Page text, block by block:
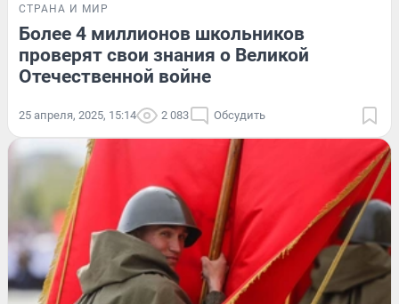
СТРАНА И МИР
Более 4 миллионов школьников
проверят свои знания о Великой
Отечественной войне
25 апреля, 2025, 15:14 2 083 Обсудить